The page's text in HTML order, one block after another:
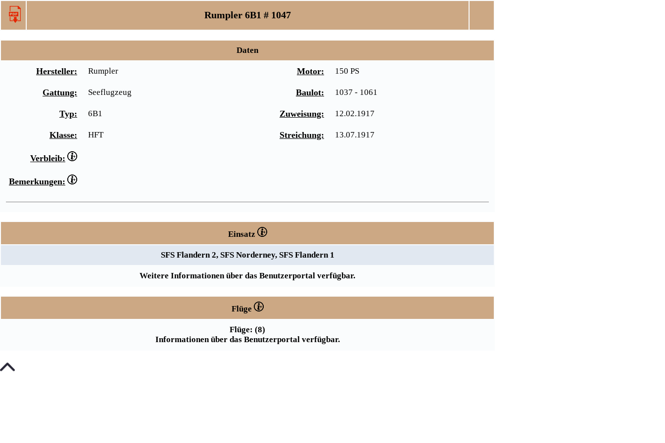
Rumpler 6B1 # 1047
Daten
Hersteller: Rumpler Motor: 150 PS
Gattung: Seeflugzeug Baulot: 1037 - 1061
Typ: 6B1 Zuweisung: 12.02.1917
Klasse: HFT Streichung: 13.07.1917
Verbleib:
Bemerkungen:
Einsatz
SFS Flandern 2, SFS Norderney, SFS Flandern 1
Weitere Informationen über das Benutzerportal verfügbar.
Flüge
Flüge: (8)
Informationen über das Benutzerportal verfügbar.